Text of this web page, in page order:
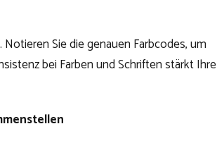
Sie die genauen Farbcodes, um
bei Farben und Schriften stärkt Ihre